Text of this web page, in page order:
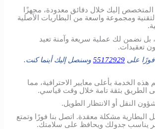
إليك خلال دقائق معدودة، مجهزًا
ومجموعة واسعة من البطاريات الأصلية
نضمن لك عملية سريعة وآمنة تعيد
تعقيدات.
فورًا على 55172929 وسنصل إليك أينما كنت.
هذه الخدمة بأعلى معايير الاحترافية، مما
الطريق بثقة تامة خلال وقت قياسي.
النقل أو الانتظار الطويل.
البطارية مشكلة معقدة. اتصل بنا فورًا وتمتع
يناسب جدولك ويحافظ على سلامتك.